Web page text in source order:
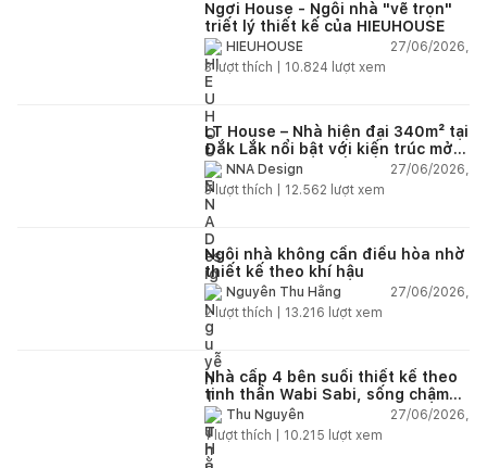
Ngơi House - Ngôi nhà "vẽ trọn"
triết lý thiết kế của HIEUHOUSE
HIEUHOUSE
27/06/2026,
3lượt thích | 10.824 lượt xem
LT House – Nhà hiện đại 340m² tại
Đắk Lắk nổi bật với kiến trúc mở
và hệ sân vườn kết nối thiên
nhiên
NNA Design
27/06/2026,
3lượt thích | 12.562 lượt xem
Ngôi nhà không cần điều hòa nhờ
thiết kế theo khí hậu
Nguyễn Thu Hằng
27/06/2026,
2lượt thích | 13.216 lượt xem
Nhà cấp 4 bên suối thiết kế theo
tinh thần Wabi Sabi, sống chậm
giữa thiên nhiên
Thu Nguyễn
27/06/2026,
1lượt thích | 10.215 lượt xem